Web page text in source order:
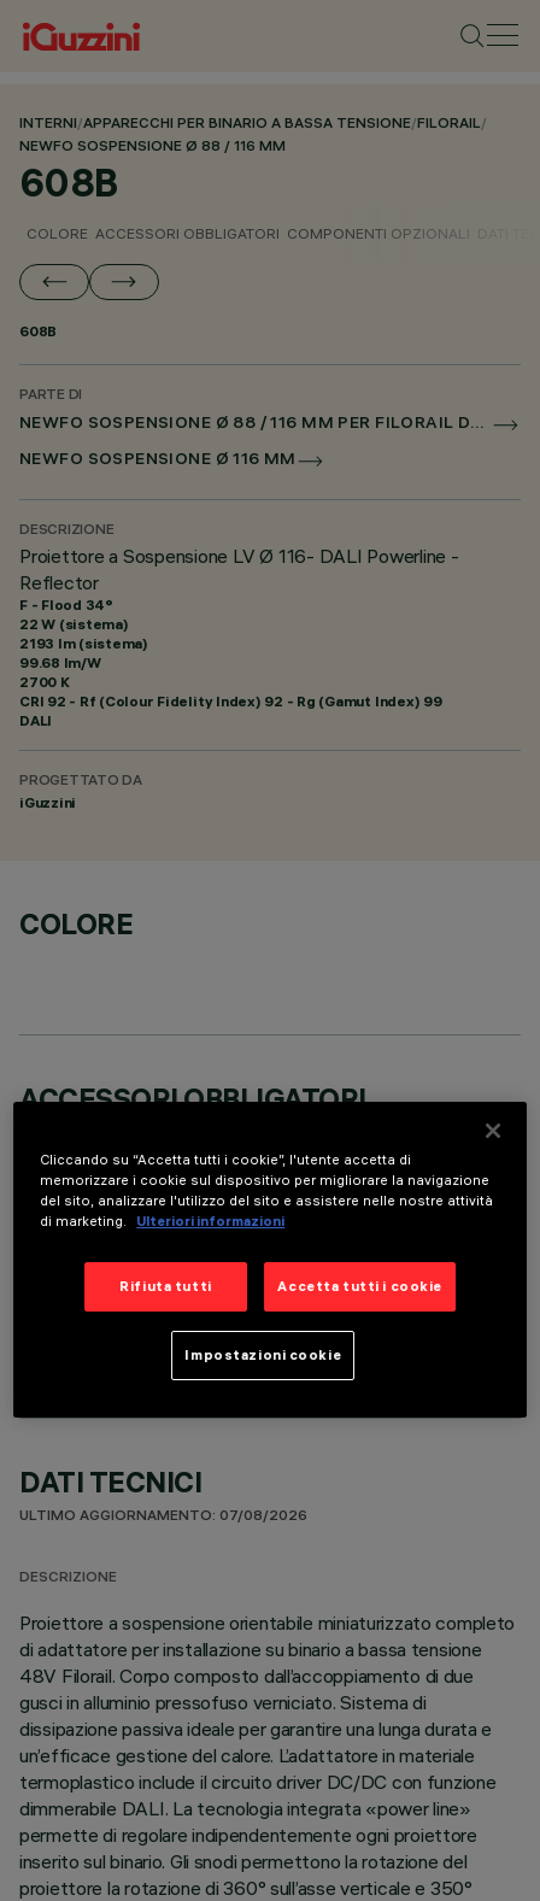
INTERNI/APPARECCHI PER BINARIO A BASSA TENSIONE/FILORAIL/
NEWFO SOSPENSIONE Ø 88 / 116 MM
608B
COLORE ACCESSORI OBBLIGATORI COMPONENTI OPZIONALI
608B
PARTE DI
NEWFO SOSPENSIONE Ø 88 / 116 MM PER FILORAIL DALI POWERLINE
NEWFO SOSPENSIONE Ø 116 MM
DESCRIZIONE
Proiettore a Sospensione LV Ø 116- DALI Powerline -
Reflector
F - Flood 34°
22 W (sistema)
2193 lm (sistema)
99.68 lm/W
2700 K
CRI 92 - Rf (Colour Fidelity Index) 92 - Rg (Gamut Index) 99
DALI
PROGETTATO DA
iGuzzini
COLORE
ACCESSORI OBBLIGATORI
È necessario ordinare uno degli accessori obbligatori per installare e utilizzare correttamente il
prodotto:
COMPONENTI OPZIONALI
DATI TECNICI
ULTIMO AGGIORNAMENTO: 07/08/2026
DESCRIZIONE
Proiettore a sospensione orientabile miniaturizzato completo
di adattatore per installazione su binario a bassa tensione
48V Filorail. Corpo composto dall’accoppiamento di due
gusci in alluminio pressofuso verniciato. Sistema di
dissipazione passiva ideale per garantire una lunga durata e
un’efficace gestione del calore. L’adattatore in materiale
termoplastico include il circuito driver DC/DC con funzione
dimmerabile DALI. La tecnologia integrata «power line»
permette di regolare indipendentemente ogni proiettore
inserito sul binario. Gli snodi permettono la rotazione del
proiettore la rotazione di 360° sull’asse verticale e 350°
Cliccando su “Accetta tutti i cookie”, l'utente accetta di
memorizzare i cookie sul dispositivo per migliorare la navigazione
del sito, analizzare l'utilizzo del sito e assistere nelle nostre attività
di marketing.
Ulteriori informazioni
Rifiuta tutti Accetta tutti i cookie
Impostazioni cookie